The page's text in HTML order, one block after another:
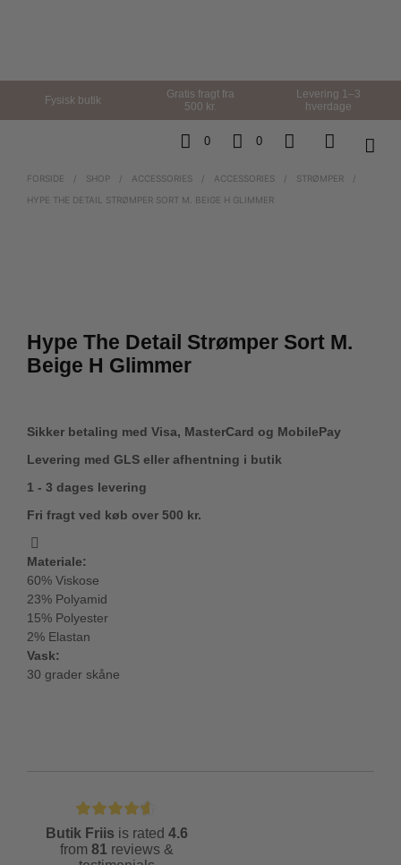
Fysisk butik
Gratis fragt fra
500 kr.
Levering 1–3
hverdage
0 0
FORSIDE / SHOP / ACCESSORIES / ACCESSORIES / STRØMPER
/
HYPE THE DETAIL STRØMPER SORT M. BEIGE H GLIMMER
Hype The Detail Strømper Sort M.
Beige H Glimmer
Sikker betaling med Visa, MasterCard og MobilePay
Levering med GLS eller afhentning i butik
1 - 3 dages levering
Fri fragt ved køb over 500 kr.
Materiale:
60% Viskose
23% Polyamid
15% Polyester
2% Elastan
Vask:
30 grader skåne
Butik Friis is rated 4.6
from 81 reviews &